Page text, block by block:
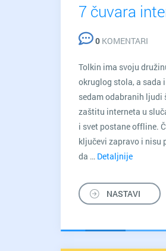
7 čuvara
0 KOMENTARI
Tolkin ima svoju
okruglog stola, a sada
sedam odabranih ljudi
zaštitu interneta u
i svet postane offline.
ključevi zapravo i nisu
da … Detaljnije
interneta
NASTAVI